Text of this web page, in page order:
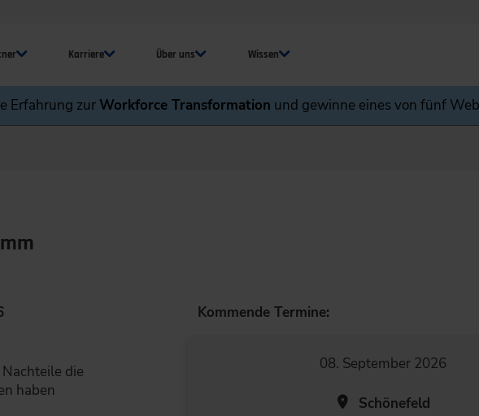
Karriere Über uns Wissen
Erfahrung zurWorkforce Transformation und gewinne eines von fünf
die
haben
Kommende Termine:
08. September 2026
Schönefeld